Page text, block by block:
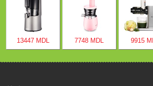
13447 MDL 7748 MDL 9915